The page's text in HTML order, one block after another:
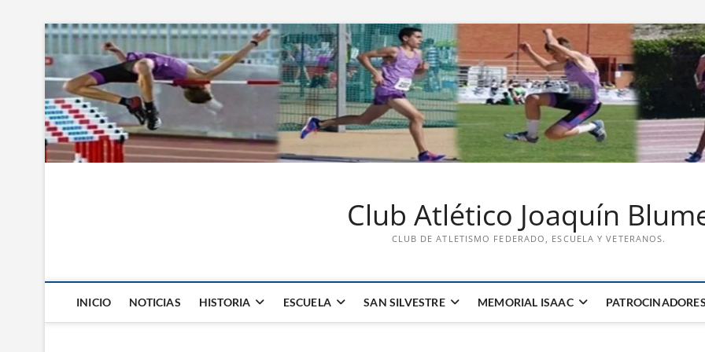
Saltar
contenido
Club Atlético Joaquín
CLUB DE ATLETISMO FEDERADO, ESCUELA Y VETERANOS.
INICIO NOTICIAS HISTORIA ESCUELA SAN SILVESTRE MEMORIAL ISAAC